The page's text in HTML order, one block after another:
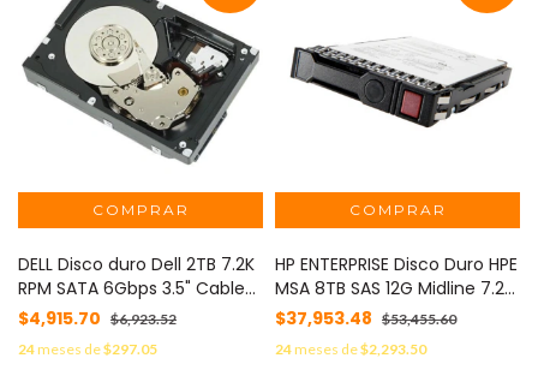
DELL Disco duro Dell 2TB 7.2K
RPM SATA 6Gbps 3.5" Cable
No Incluye Portador
Compatible con Servidor
T150 MOD: 400-AUST
$4,915.70 $6,923.52
24meses de$297.05
HP ENTERPRISE Disco Duro HPE
MSA 8TB SAS 12G Midline 7.2K
LFF (3.5in) M2 1 Year
Warranty HDD MOD: R0Q59A
$37,953.48 $53,455.60
24meses de$2,293.50